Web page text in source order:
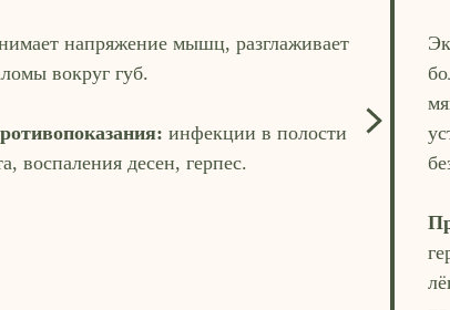
напряжение мышц, разглаживает
вокруг губ.
инфекции в полости
воспаления десен, герпес.